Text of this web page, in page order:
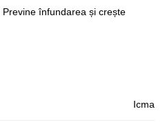
Previne înfundarea și crește
Icma